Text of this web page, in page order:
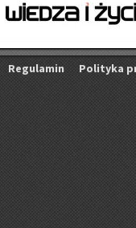
Re­gu­la­min Po­li­ty­ka